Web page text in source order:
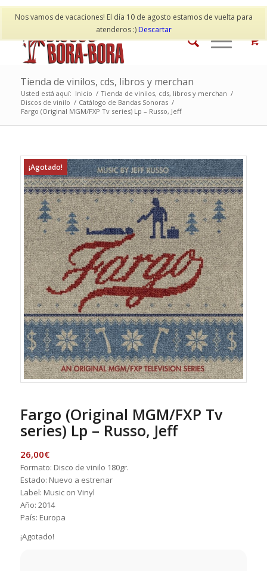
Nos vamos de vacaciones! El día 10 de agosto estamos de vuelta para
atenderos :)Descartar
Mi cuenta Contacto
Tienda de vinilos, cds, libros y merchan
Usted está aquí: Inicio / Tienda de vinilos, cds, libros y merchan /
Discos de vinilo / Catálogo de Bandas Sonoras /
Fargo (Original MGM/FXP Tv series) Lp – Russo, Jeff
¡Agotado!
Fargo (Original MGM/FXP Tv
series) Lp – Russo, Jeff
26,00€
Formato: Disco de vinilo 180gr.
Estado: Nuevo a estrenar
Label: Music on Vinyl
Año: 2014
País: Europa
¡Agotado!